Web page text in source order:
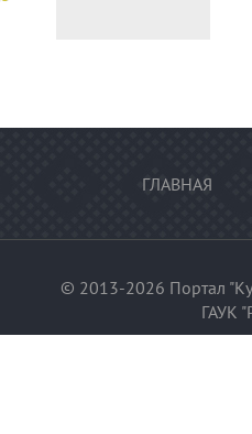
ГЛАВНАЯ
© 2013-2026 Портал
ГАУК